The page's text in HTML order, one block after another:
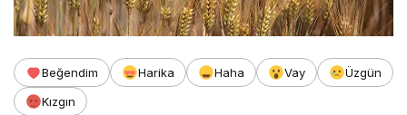
Beğendim Harika Haha Vay
Üzgün
Kızgın